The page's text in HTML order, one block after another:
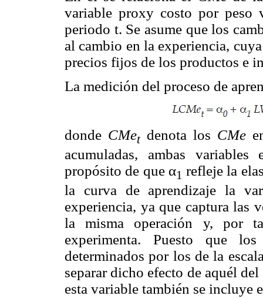
variable proxy costo por
periodo t. Se asume que los
al cambio en la experiencia,
precios fijos de los productos e
La medición del proceso de
donde CMetdenota los CMe
acumuladas, ambas
propósito de que α1 refleje la
la curva de aprendizaje la
experiencia, ya que captura las
la misma operación y, por
experimenta. Puesto que
determinados por los de la
separar dicho efecto de aquél
esta variable también se incluye